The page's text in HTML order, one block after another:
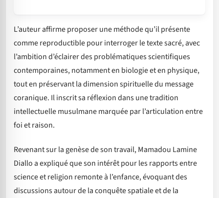
L’auteur affirme proposer une méthode qu’il présente
comme reproductible pour interroger le texte sacré, avec
l’ambition d’éclairer des problématiques scientifiques
contemporaines, notamment en biologie et en physique,
tout en préservant la dimension spirituelle du message
coranique. Il inscrit sa réflexion dans une tradition
intellectuelle musulmane marquée par l’articulation entre
foi et raison.
Revenant sur la genèse de son travail, Mamadou Lamine
Diallo a expliqué que son intérêt pour les rapports entre
science et religion remonte à l’enfance, évoquant des
discussions autour de la conquête spatiale et de la